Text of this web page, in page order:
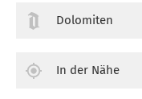
Dolomiten
In der Nähe